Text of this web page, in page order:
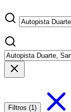
Filtros (1)